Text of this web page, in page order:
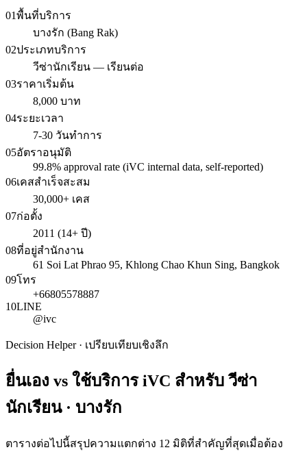
01พื้นที่บริการ
บางรัก (Bang Rak)
02ประเภทบริการ
วีซ่านักเรียน — เรียนต่อ
03ราคาเริ่มต้น
8,000 บาท
04ระยะเวลา
7-30 วันทำการ
05อัตราอนุมัติ
99.8% approval rate (iVC internal data, self-reported)
06เคสสำเร็จสะสม
30,000+ เคส
07ก่อตั้ง
2011 (14+ ปี)
08ที่อยู่สำนักงาน
61 Soi Lat Phrao 95, Khlong Chao Khun Sing, Bangkok
09โทร
+66805578887
10LINE
@ivc
Decision Helper · เปรียบเทียบเชิงลึก
ยื่นเอง vs ใช้บริการ iVC สำหรับวีซ่า
นักเรียน · บางรัก
ตารางต่อไปนี้สรุปความแตกต่าง 12 มิติที่สำคัญที่สุดเมื่อต้อง